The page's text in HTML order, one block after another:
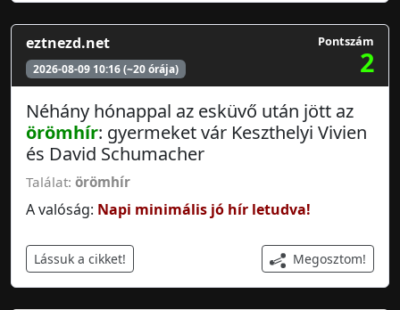
eztnezd.net
2026-08-09 10:16 (~20 órája)
Pontszám
2
Néhány hónappal az esküvő után jött az
örömhír: gyermeket vár Keszthelyi Vivien
és David Schumacher
Találat: örömhír
A valóság: Napi minimális jó hír letudva!
Lássuk a cikket! Megosztom!